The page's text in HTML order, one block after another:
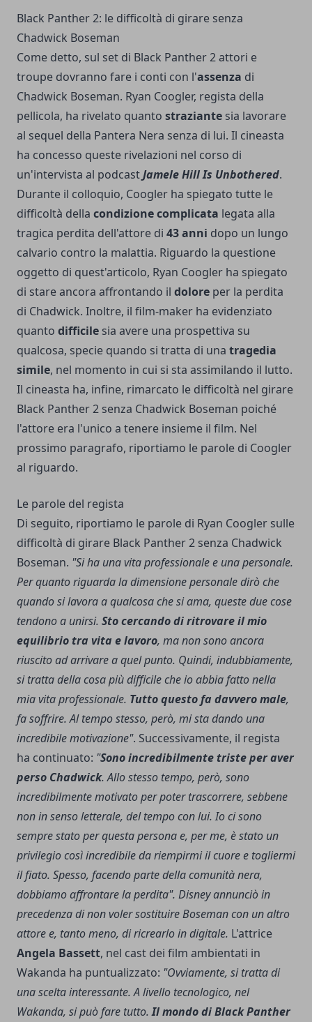
Black Panther 2: le difficoltà di girare senza
Chadwick Boseman
Come detto, sul set di Black Panther 2 attori e
troupe dovranno fare i conti con l'assenza di
Chadwick Boseman. Ryan Coogler, regista della
pellicola, ha rivelato quanto straziante sia lavorare
al sequel della Pantera Nera senza di lui. Il cineasta
ha concesso queste rivelazioni nel corso di
un'intervista al podcastJamele Hill Is Unbothered.
Durante il colloquio, Coogler ha spiegato tutte le
difficoltà della condizione complicata legata alla
tragica perdita dell'attore di 43 anni dopo un lungo
calvario contro la malattia. Riguardo la questione
oggetto di quest'articolo, Ryan Coogler ha spiegato
di stare ancora affrontando il dolore per la perdita
di Chadwick. Inoltre, il film-maker ha evidenziato
quanto difficile sia avere una prospettiva su
qualcosa, specie quando si tratta di una tragedia
simile, nel momento in cui si sta assimilando il lutto.
Il cineasta ha, infine, rimarcato le difficoltà nel girare
Black Panther 2 senza Chadwick Boseman poiché
l'attore era l'unico a tenere insieme il film. Nel
prossimo paragrafo, riportiamo le parole di Coogler
al riguardo.
Le parole del regista
Di seguito, riportiamo le parole di Ryan Coogler sulle
difficoltà di girare Black Panther 2 senza Chadwick
Boseman. "Si ha una vita professionale e una personale.
Per quanto riguarda la dimensione personale dirò che
quando si lavora a qualcosa che si ama, queste due cose
tendono a unirsi. Sto cercando di ritrovare il mio
equilibrio tra vita e lavoro, ma non sono ancora
riuscito ad arrivare a quel punto. Quindi, indubbiamente,
si tratta della cosa più difficile che io abbia fatto nella
mia vita professionale. Tutto questo fa davvero male,
fa soffrire. Al tempo stesso, però, mi sta dando una
incredibile motivazione". Successivamente, il regista
ha continuato: "Sono incredibilmente triste per aver
perso Chadwick. Allo stesso tempo, però, sono
incredibilmente motivato per poter trascorrere, sebbene
non in senso letterale, del tempo con lui. Io ci sono
sempre stato per questa persona e, per me, è stato un
privilegio così incredibile da riempirmi il cuore e togliermi
il fiato. Spesso, facendo parte della comunità nera,
dobbiamo affrontare la perdita". Disney annunciò in
precedenza di non voler sostituire Boseman con un altro
attore e, tanto meno, di ricrearlo in digitale. L'attrice
Angela Bassett, nel cast dei film ambientati in
Wakanda ha puntualizzato: "Ovviamente, si tratta di
una scelta interessante. A livello tecnologico, nel
Wakanda, si può fare tutto.Il mondo di Black Panther